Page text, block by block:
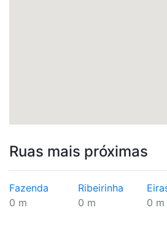
Ruas mais próximas
Fazenda
0 m
Ribeirinha
0 m
0 m